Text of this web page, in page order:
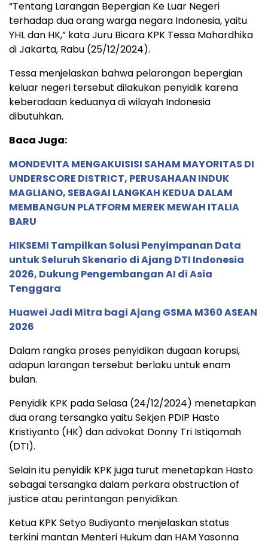
“Tentang Larangan Bepergian Ke Luar Negeri
terhadap dua orang warga negara Indonesia, yaitu
YHL dan HK,” kata Juru Bicara KPK Tessa Mahardhika
di Jakarta, Rabu (25/12/2024).
Tessa menjelaskan bahwa pelarangan bepergian
keluar negeri tersebut dilakukan penyidik karena
keberadaan keduanya di wilayah Indonesia
dibutuhkan.
Baca Juga:
MONDEVITA MENGAKUISISI SAHAM MAYORITAS DI
UNDERSCORE DISTRICT, PERUSAHAAN INDUK
MAGLIANO, SEBAGAI LANGKAH KEDUA DALAM
MEMBANGUN PLATFORM MEREK MEWAH ITALIA
BARU
HIKSEMI Tampilkan Solusi Penyimpanan Data
untuk Seluruh Skenario di Ajang DTI Indonesia
2026, Dukung Pengembangan AI di Asia
Tenggara
Huawei Jadi Mitra bagi Ajang GSMA M360 ASEAN
2026
Dalam rangka proses penyidikan dugaan korupsi,
adapun larangan tersebut berlaku untuk enam
bulan.
Penyidik KPK pada Selasa (24/12/2024) menetapkan
dua orang tersangka yaitu Sekjen PDIP Hasto
Kristiyanto (HK) dan advokat Donny Tri Istiqomah
(DTI).
Selain itu penyidik KPK juga turut menetapkan Hasto
sebagai tersangka dalam perkara obstruction of
justice atau perintangan penyidikan.
Ketua KPK Setyo Budiyanto menjelaskan status
terkini mantan Menteri Hukum dan HAM Yasonna